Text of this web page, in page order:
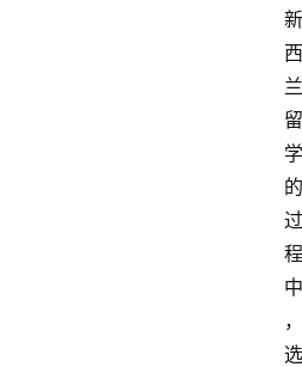
新
西
兰
留
学
的
过
程
中
，
选